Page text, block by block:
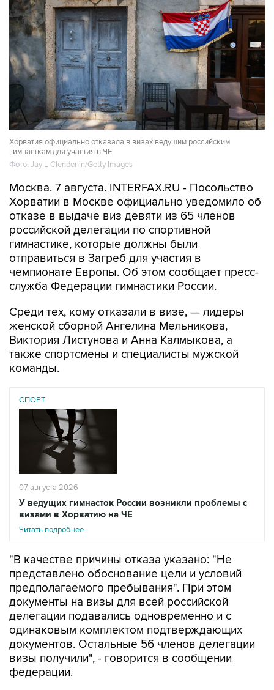
Хорватия официально отказала в визах ведущим российским
гимнасткам для участия в ЧЕ
Фото: Jay L Clendenin/Getty Images
Москва. 7 августа. INTERFAX.RU - Посольство
Хорватии в Москве официально уведомило об
отказе в выдаче виз девяти из 65 членов
российской делегации по спортивной
гимнастике, которые должны были
отправиться в Загреб для участия в
чемпионате Европы. Об этом сообщает пресс-
служба Федерации гимнастики России.
Среди тех, кому отказали в визе, — лидеры
женской сборной Ангелина Мельникова,
Виктория Листунова и Анна Калмыкова, а
также спортсмены и специалисты мужской
команды.
СПОРТ
07 августа 2026
У ведущих гимнасток России возникли проблемы с
визами в Хорватию на ЧЕ
Читать подробнее
"В качестве причины отказа указано: "Не
представлено обоснование цели и условий
предполагаемого пребывания". При этом
документы на визы для всей российской
делегации подавались одновременно и с
одинаковым комплектом подтверждающих
документов. Остальные 56 членов делегации
визы получили", - говорится в сообщении
федерации.